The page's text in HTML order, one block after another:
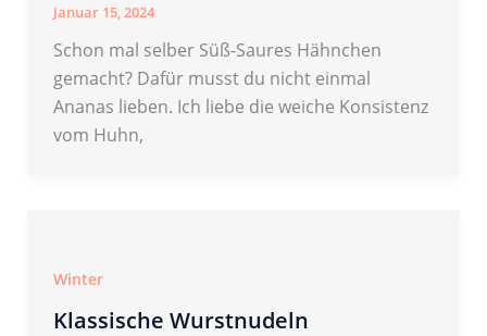
Januar 15, 2024
Schon mal selber Süß-Saures Hähnchen
gemacht? Dafür musst du nicht einmal
Ananas lieben. Ich liebe die weiche Konsistenz
vom Huhn,
Winter
Klassische Wurstnudeln